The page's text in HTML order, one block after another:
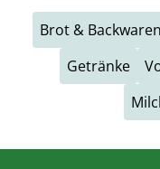
Brot & Backwaren
Getränke